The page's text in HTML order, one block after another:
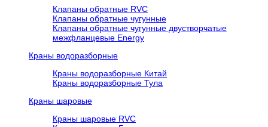
Клапаны обратные RVC
Клапаны обратные чугунные
Клапаны обратные чугунные двустворчатые
межфланцевые Energy
Краны водоразборные
Краны водоразборные Китай
Краны водоразборные Тула
Краны шаровые
Краны шаровые RVC